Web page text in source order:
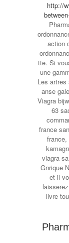
http://
action
tte. Si
une
Les
anse
Viagra
63
france
france,
viagra
Gnrique
et il
livre